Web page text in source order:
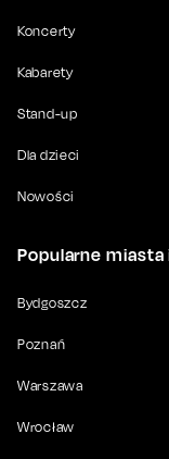
Koncerty
Kabarety
Stand-up
Dla dzieci
Nowości
Popularne miasta
Bydgoszcz
Poznań
Warszawa
Wrocław